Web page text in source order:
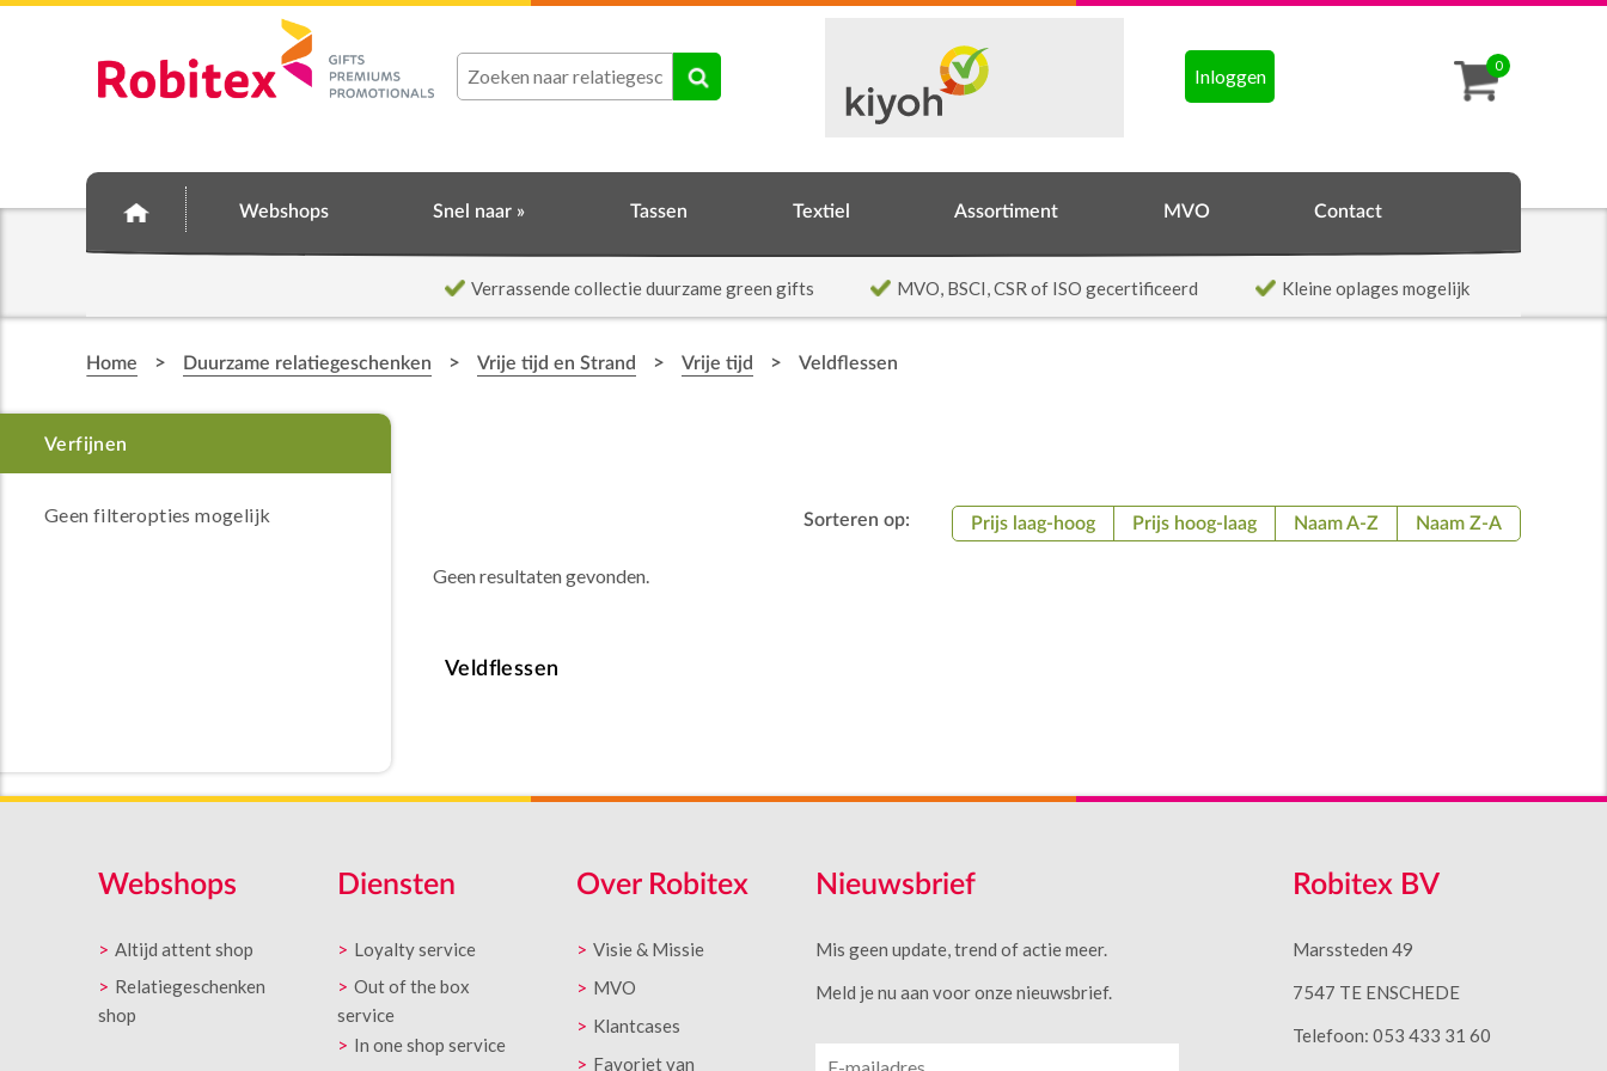
0
Inloggen
Webshops Snel naar » Tassen Textiel Assortiment MVO Contact
Verrassende collectie duurzame green gifts MVO, BSCI, CSR of ISO gecertificeerd Kleine oplages mogelijk
Home > Duurzame relatiegeschenken > Vrije tijd en Strand > Vrije tijd > Veldflessen
Geen filteropties mogelijk Sorteren op: Prijs laag-hoog Prijs hoog-laag Naam A-Z Naam Z-A
Geen resultaten gevonden.
Veldflessen
Webshops
Altijd attent shop
Relatiegeschenken
shop
Diensten
Loyalty service
Out of the box
service
In one shop service
Over Robitex
Visie & Missie
MVO
Klantcases
Favoriet van
Nieuwsbrief
Mis geen update, trend of actie meer.
Meld je nu aan voor onze nieuwsbrief.
Robitex BV
Marssteden 49
7547 TE ENSCHEDE
Telefoon: 053 433 31 60